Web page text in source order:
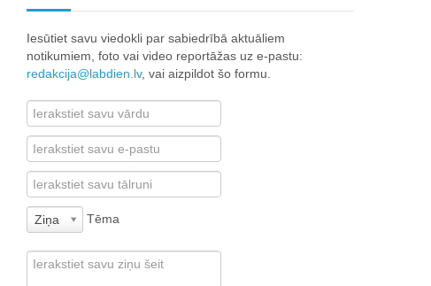
Iesūtiet savu viedokli par sabiedrībā aktuāliem
notikumiem, foto vai video reportāžas uz e-pastu:
redakcija@labdien.lv, vai aizpildot šo formu.
Ziņa Tēma